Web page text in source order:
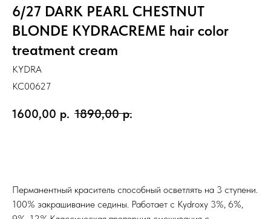
6/27 DARK PEARL CHESTNUT
BLONDE KYDRACREME hair color
treatment cream
KYDRA
KC00627
1600,00 р. 1890,00 р.
Перманентный краситель способный осветлять на 3 ступени.
100% закрашивание седины. Работает с Kydroxy 3%, 6%,